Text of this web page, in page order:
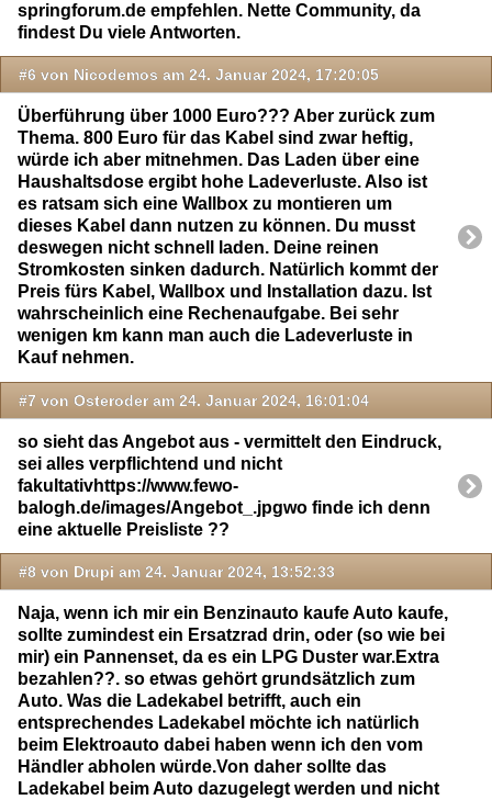
springforum.de empfehlen. Nette Community, da
findest Du viele Antworten.
#6 von Nicodemos am 24. Januar 2024, 17:20:05
Überführung über 1000 Euro??? Aber zurück zum
Thema. 800 Euro für das Kabel sind zwar heftig,
würde ich aber mitnehmen. Das Laden über eine
Haushaltsdose ergibt hohe Ladeverluste. Also ist
es ratsam sich eine Wallbox zu montieren um
dieses Kabel dann nutzen zu können. Du musst
deswegen nicht schnell laden. Deine reinen
Stromkosten sinken dadurch. Natürlich kommt der
Preis fürs Kabel, Wallbox und Installation dazu. Ist
wahrscheinlich eine Rechenaufgabe. Bei sehr
wenigen km kann man auch die Ladeverluste in
Kauf nehmen.
#7 von Osteroder am 24. Januar 2024, 16:01:04
so sieht das Angebot aus - vermittelt den Eindruck,
sei alles verpflichtend und nicht
fakultativhttps://www.fewo-
balogh.de/images/Angebot_.jpgwo finde ich denn
eine aktuelle Preisliste ??
#8 von Drupi am 24. Januar 2024, 13:52:33
Naja, wenn ich mir ein Benzinauto kaufe Auto kaufe,
sollte zumindest ein Ersatzrad drin, oder (so wie bei
mir) ein Pannenset, da es ein LPG Duster war.Extra
bezahlen??. so etwas gehört grundsätzlich zum
Auto. Was die Ladekabel betrifft, auch ein
entsprechendes Ladekabel möchte ich natürlich
beim Elektroauto dabei haben wenn ich den vom
Händler abholen würde.Von daher sollte das
Ladekabel beim Auto dazugelegt werden und nicht